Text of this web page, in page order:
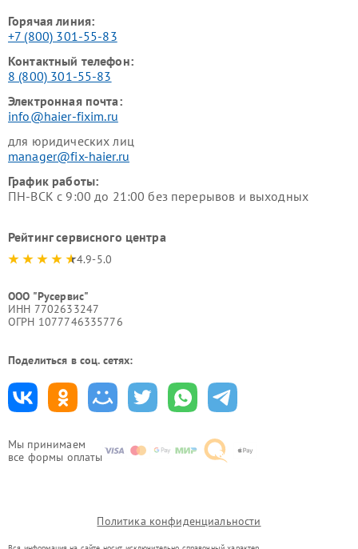
Мы принимаем
все формы оплаты
Горячая линия:
+7 (800) 301-55-83
Контактный телефон:
8 (800) 301-55-83
Электронная почта:
info@haier-fixim.ru
для юридических лиц
manager@fix-haier.ru
График работы:
ПН-ВСК с 9:00 до 21:00 без перерывов и выходных
Рейтинг сервисного центра
4.9-5.0
ООО "Русервис"
ИНН 7702633247
ОГРН 1077746335776
Поделиться в соц. сетях:
Политика конфиденциальности